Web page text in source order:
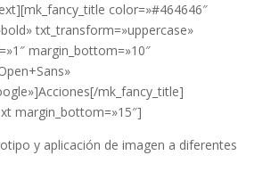
color=»#464646″
txt_transform=»uppercase»
margin_bottom=»10″
mk_fancy_title]
margin_bottom=»15″]
y aplicación de imagen a diferentes